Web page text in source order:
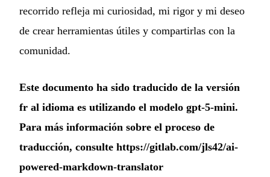
recorrido refleja mi curiosidad, mi rigor y mi deseo
de crear herramientas útiles y compartirlas con la
comunidad.
Este documento ha sido traducido de la versión
fr al idioma es utilizando el modelo gpt-5-mini.
Para más información sobre el proceso de
traducción, consulte https://gitlab.com/jls42/ai-
powered-markdown-translator